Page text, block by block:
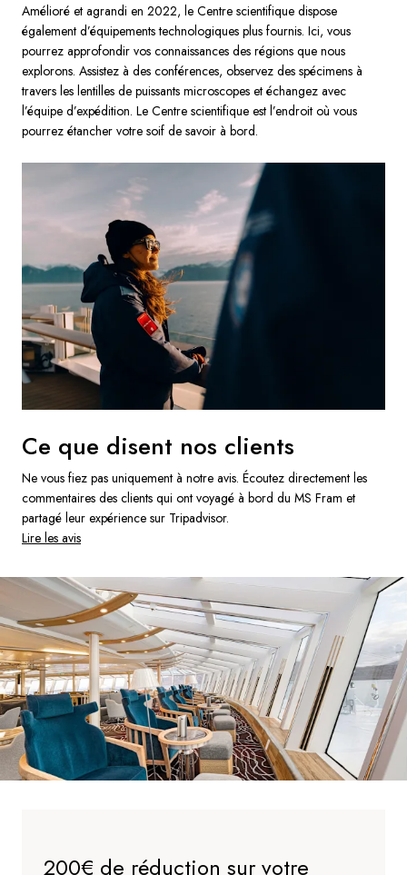
Amélioré et agrandi en 2022, le Centre scientifique dispose
également d’équipements technologiques plus fournis. Ici, vous
pourrez approfondir vos connaissances des régions que nous
explorons. Assistez à des conférences, observez des spécimens à
travers les lentilles de puissants microscopes et échangez avec
l’équipe d’expédition. Le Centre scientifique est l’endroit où vous
pourrez étancher votre soif de savoir à bord.
Ce que disent nos clients
Ne vous fiez pas uniquement à notre avis. Écoutez directement les
commentaires des clients qui ont voyagé à bord du MS Fram et
partagé leur expérience sur Tripadvisor.
Lire les avis
200€ de réduction sur votre